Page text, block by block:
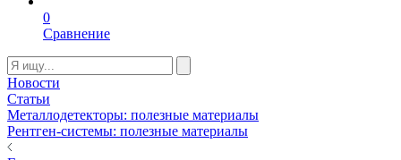
0
Сравнение
Новости
Статьи
Металлодетекторы: полезные материалы
Рентген-системы: полезные материалы